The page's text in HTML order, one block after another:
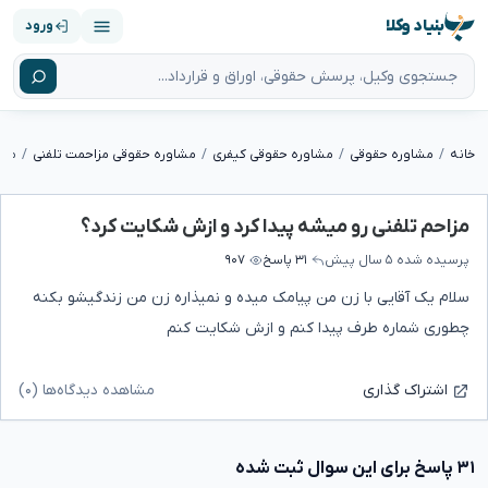
بنیاد وکلا ورود
خانه مشاوره حقوقی مشاوره حقوقی کیفری مشاوره حقوقی مزاحمت تلفنی
مزاحم تلفنی رو میشه پیدا کرد و ازش شکایت کرد؟
پرسیده شده ۵ سال پیش ۳۱ پاسخ ۹۰۷
سلام یک آقایی با زن من پیامک میده و نمیذاره زن من زندگیشو بکنه
چطوری شماره طرف پیدا کنم و ازش شکایت کنم
اشتراک گذاری مشاهده دیدگاه‌ها (۰)
۳۱ پاسخ برای این سوال ثبت شده